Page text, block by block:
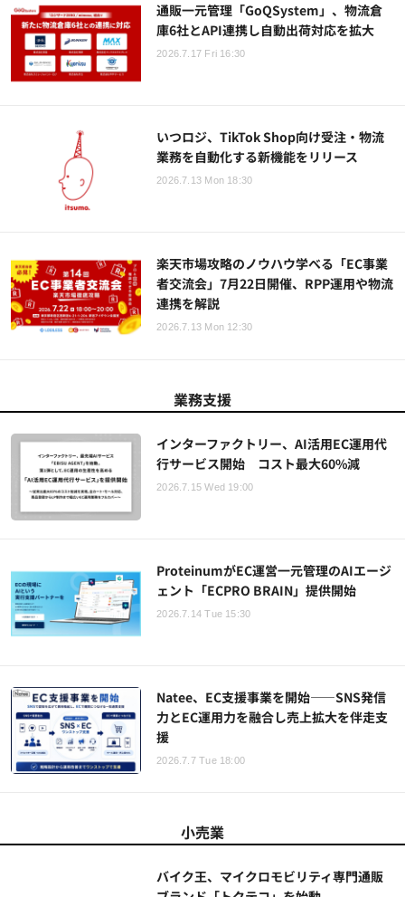
通販一元管理「GoQSystem」、物流倉
庫6社とAPI連携し自動出荷対応を拡大
2026.7.17 Fri 16:30
いつロジ、TikTok Shop向け受注・物流
業務を自動化する新機能をリリース
2026.7.13 Mon 18:30
楽天市場攻略のノウハウ学べる「EC事業
者交流会」7月22日開催、RPP運用や物流
連携を解説
2026.7.13 Mon 12:30
業務支援
インターファクトリー、AI活用EC運用代
行サービス開始 コスト最大60%減
2026.7.15 Wed 19:00
ProteinumがEC運営一元管理のAIエージ
ェント「ECPRO BRAIN」提供開始
2026.7.14 Tue 15:30
Natee、EC支援事業を開始——SNS発信
力とEC運用力を融合し売上拡大を伴走支
援
2026.7.7 Tue 18:00
小売業
バイク王、マイクロモビリティ専門通販